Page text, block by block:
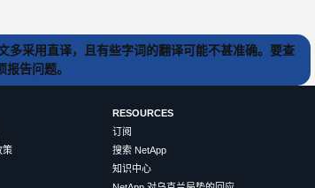
多采用直译，且有些字词的翻译可能不甚准确。要查
告问题。
策
RESOURCES
订阅
搜索 NetApp
知识中心